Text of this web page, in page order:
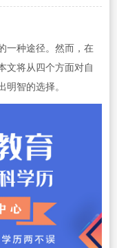
一种途径。然而，在
文将从四个方面对自
明智的选择。